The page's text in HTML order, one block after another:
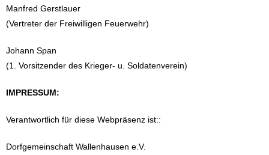
Manfred Gerstlauer
(Vertreter der Freiwilligen Feuerwehr)
Johann Span
(1. Vorsitzender des Krieger- u. Soldatenverein)
IMPRESSUM:
Verantwortlich für diese Webpräsenz ist::
Dorfgemeinschaft Wallenhausen e.V.